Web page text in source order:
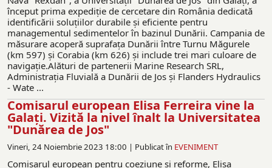
început prima expediție de cercetare din România dedicată
identificării soluțiilor durabile și eficiente pentru
managementul sedimentelor în bazinul Dunării. Campania de
măsurare acoperă suprafața Dunării între Turnu Măgurele
(km 597) și Corabia (km 626) și include trei mari culoare de
navigație.Alături de partenerii Marine Research SRL,
Administrația Fluvială a Dunării de Jos şi Flanders Hydraulics
- Wate ...
Comisarul european Elisa Ferreira vine la
Galați. Vizită la nivel înalt la Universitatea
"Dunărea de Jos"
Vineri, 24 Noiembrie 2023 18:00 | Publicat în EVENIMENT
Comisarul european pentru coeziune și reforme, Elisa